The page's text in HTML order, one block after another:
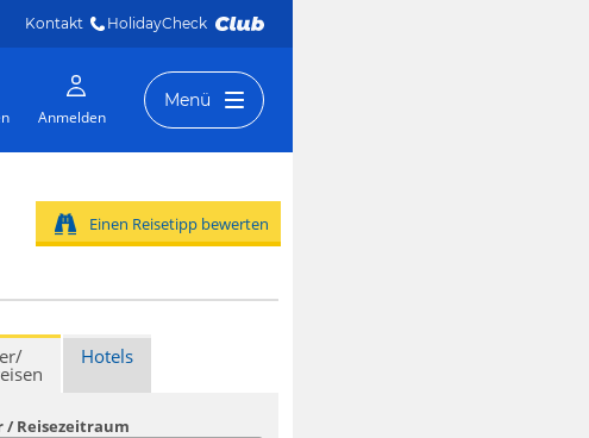
Kontakt HolidayCheck
Anmelden
Menü
Einen Reisetipp bewerten
Hotels
/ Reisezeitraum